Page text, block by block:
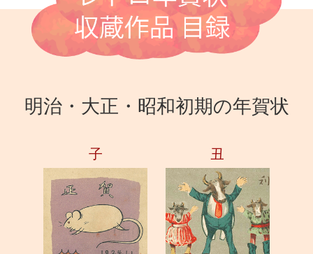
明治・大正・昭和初期の年賀状
子 丑